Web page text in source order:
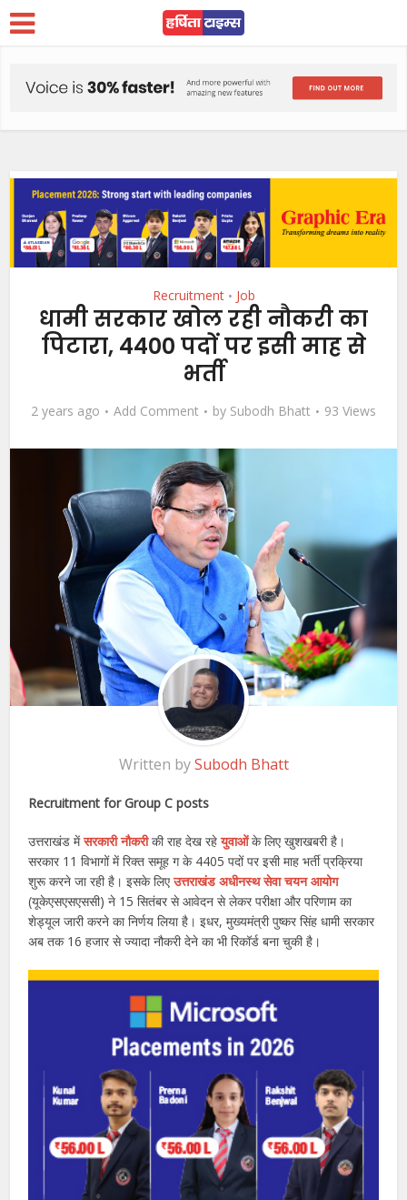
Recruitment • Job
धामी सरकार खोल रही नौकरी का
पिटारा, 4400 पदों पर इसी माह से
भर्ती
2 years ago Add Comment by Subodh Bhatt 93 Views
Written bySubodh Bhatt
Recruitment for Group C posts
उत्तराखंड मेंसरकारी नौकरीकी राह देख रहेयुवाओंके लिए खुशखबरी है।
सरकार 11 विभागों में रिक्त समूह ग के 4405 पदों पर इसी माह भर्ती प्रक्रिया
शुरू करने जा रही है। इसके लिएउत्तराखंड अधीनस्थ सेवा चयन आयोग
(यूकेएसएसएससी) ने 15 सितंबर से आवेदन से लेकर परीक्षा और परिणाम का
शेड्यूल जारी करने का निर्णय लिया है। इधर, मुख्यमंत्री पुष्कर सिंह धामी सरकार
अब तक 16 हजार से ज्यादा नौकरी देने का भी रिकॉर्ड बना चुकी है।